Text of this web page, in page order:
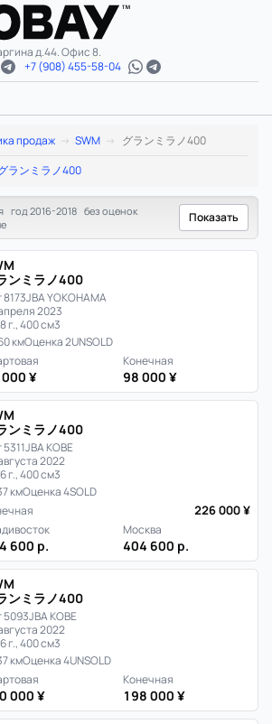
д.44. Офис 8.
+7 (908) 455-58-04
продаж SWM
グランミラノ400
ランミラノ400
год 2016-2018 без оценок
Показать
ンミラノ400
JBA YOKOHAMA
2023
г., 400 см3
кмОценка 2UNSOLD
¥
Конечная
98 000 ¥
ンミラノ400
JBA KOBE
2022
г., 400 см3
кмОценка 4SOLD
226 000 ¥
600 р.
Москва
404 600 р.
ンミラノ400
5093JBA KOBE
2022
г., 400 см3
кмОценка 4UNSOLD
000 ¥
Конечная
198 000 ¥